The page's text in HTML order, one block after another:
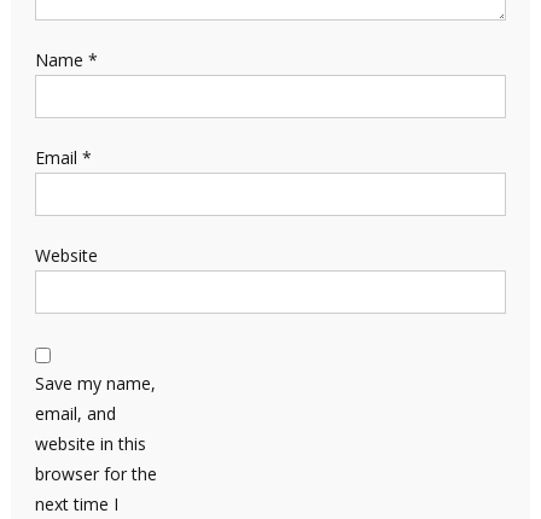
Name *
Email *
Website
Save my name,
email, and
website in this
browser for the
next time I